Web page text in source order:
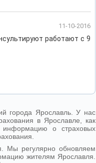
11-10-2016
работают с 9
города Ярославль. У нас
в Ярославле, как
о страховых
Мы регулярно обновляем
жителям Ярославля.